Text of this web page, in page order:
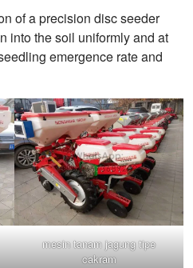
of a precision disc seeder
into the soil uniformly and at
emergence rate and
mesin tanam jagung tipe
cakram